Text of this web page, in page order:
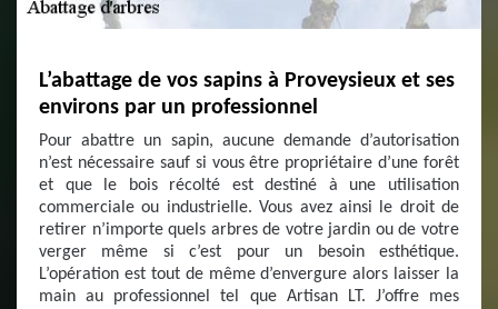
L’abattage de vos sapins à Proveysieux et ses
environs par un professionnel
Pour abattre un sapin, aucune demande d’autorisation
n’est nécessaire sauf si vous être propriétaire d’une forêt
et que le bois récolté est destiné à une utilisation
commerciale ou industrielle. Vous avez ainsi le droit de
retirer n’importe quels arbres de votre jardin ou de votre
verger même si c’est pour un besoin esthétique.
L’opération est tout de même d’envergure alors laisser la
main au professionnel tel que Artisan LT. J’offre mes